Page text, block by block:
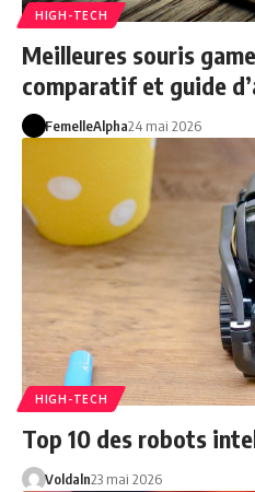
HIGH-TECH
Meilleures souris
comparatif et guide
FemelleAlpha24 mai 2026
HIGH-TECH
Top 10 des robots
Voldaln23 mai 2026